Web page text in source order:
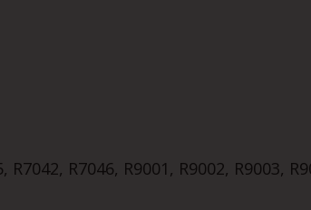
R7046, R9001, R9002, R9003,